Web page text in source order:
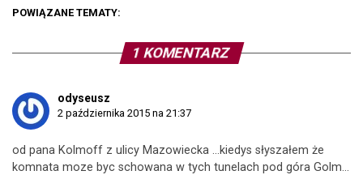
POWIĄZANE TEMATY:
1 KOMENTARZ
odyseusz
2 października 2015 na 21:37
od pana Kolmoff z ulicy Mazowiecka …kiedys słyszałem że
komnata moze byc schowana w tych tunelach pod góra Golm…